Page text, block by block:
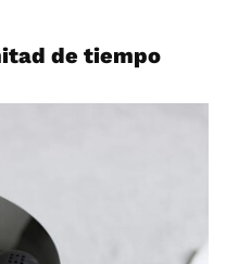
de tiempo